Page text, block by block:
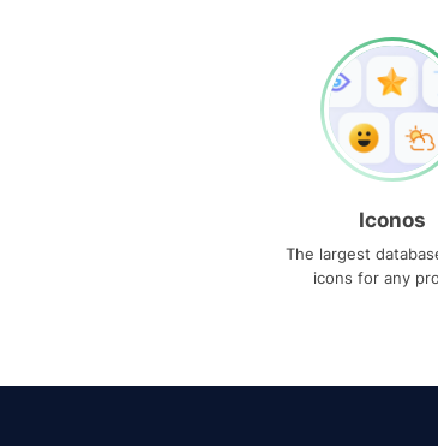
Iconos
The largest
icons for any